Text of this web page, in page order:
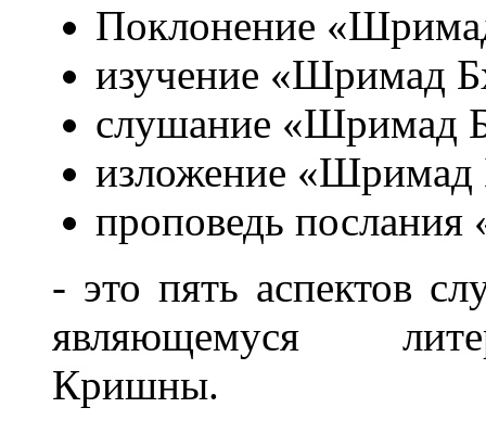
Поклонение
изучение «Шримад
слушание «Шримад
изложение «Шримад
проповедь
- это пять аспектов
являющемуся
Кришны.